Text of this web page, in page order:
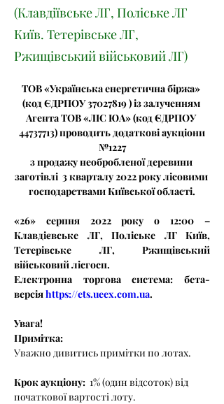
(Клавдіївське ЛГ, Поліське ЛГ
Київ. Тетерівське ЛГ,
Ржищівський військовий ЛГ)
ТОВ «Українська енергетична біржа»
(код ЄДРПОУ 37027819 ) із залученням
Агента ТОВ «ЛІС ЮА» (код ЄДРПОУ
44737713) проводить додаткові аукціони
№1227
з продажу необробленої деревини
заготівлі  3 кварталу 2022 року лісовими
господарствами Київської області.
«26» серпня 2022 року о 12:00 –
Клавдієвське ЛГ, Поліське ЛГ Київ,
Тетерівське ЛГ, Ржищівський
військовий лісгосп.
Електронна торгова система: бета-
версія https://ets.ueex.com.ua.
Увага!
Примітка:
Уважно дивитись примітки по лотах.
Крок аукціону:
  1% (один відсоток) від
початкової вартості лоту.